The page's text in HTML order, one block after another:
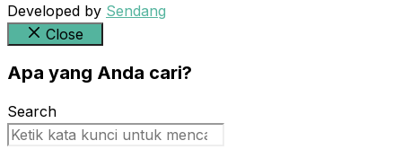
Developed by Sendang
Close
Apa yang Anda cari?
Search